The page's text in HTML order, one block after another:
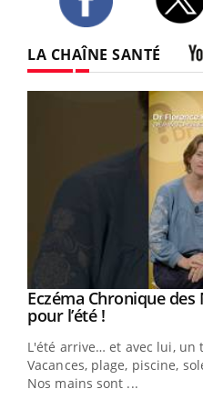
LA CHAÎNE SANTÉ
Youtube
Eczéma Chronique
pour l’été !Youtube
L'été arrive… et avec lui, un
Vacances, plage, piscine,
Nos mains sont ...
Youtube
Diabète & Ramadan
Le Ramadan approche, et,
personnes atteintes de
questions, de défis, mais ...